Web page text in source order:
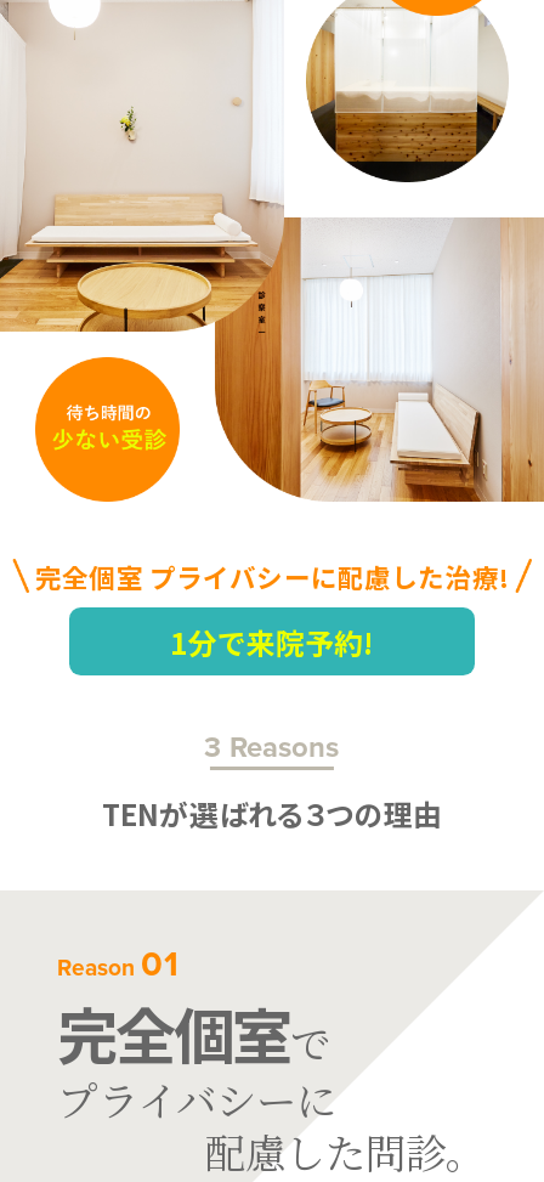
完全個室 プライバシーに配慮した治療!
1分で来院予約!
3 Reasons
TENが選ばれる３つの理由
Reason 01
完全個室で
プライバシーに
配慮した問診。